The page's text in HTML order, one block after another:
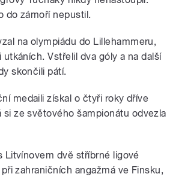
do zámoří nepustil.
na olympiádu do Lillehammeru,
Vstřelil dva góly a na další
skončili pátí.
medaili získal o čtyři roky dříve
ze světového šampionátu odvezla
Litvínovem dvě stříbrné ligové
zahraničních angažmá ve Finsku,